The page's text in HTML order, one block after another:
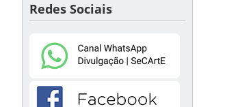
Redes Sociais